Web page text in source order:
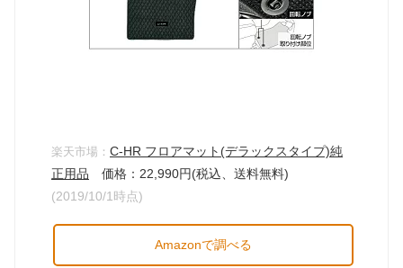
楽天市場： C-HR フロアマット(デラックスタイプ)純
正用品 価格：22,990円(税込、送料無料)
(2019/10/1時点)
Amazonで調べる